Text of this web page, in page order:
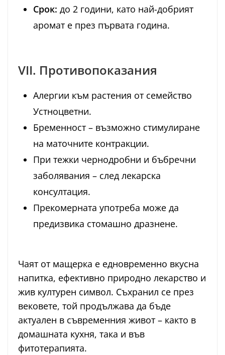
Срок: до 2 години, като най-добрият
аромат е през първата година.
VII. Противопоказания
Алергии към растения от семейство
Устноцветни.
Бременност – възможно стимулиране
на маточните контракции.
При тежки чернодробни и бъбречни
заболявания – след лекарска
консултация.
Прекомерната употреба може да
предизвика стомашно дразнене.
Чаят от мащерка е едновременно вкусна
напитка, ефективно природно лекарство и
жив културен символ. Съхранил се през
вековете, той продължава да бъде
актуален в съвременния живот – както в
домашната кухня, така и във
фитотерапията.